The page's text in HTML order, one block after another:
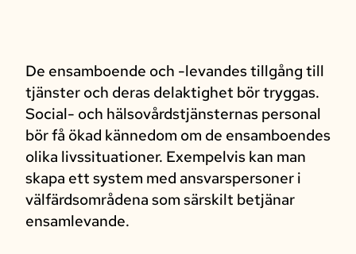
De ensamboende och -levandes tillgång till
tjänster och deras delaktighet bör tryggas.
Social- och hälsovårdstjänsternas personal
bör få ökad kännedom om de ensamboendes
olika livssituationer. Exempelvis kan man
skapa ett system med ansvarspersoner i
välfärdsområdena som särskilt betjänar
ensamlevande.